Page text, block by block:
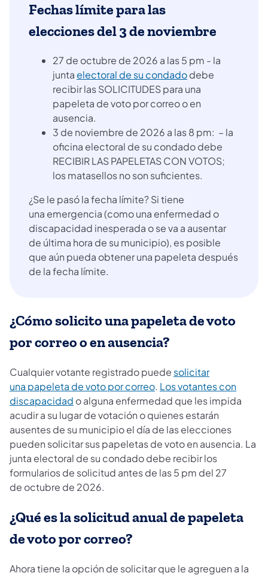
Fechas límite para las
elecciones del 3 de noviembre
27 de octubre de 2026 a las 5 pm - la
junta electoral de su condadodebe
recibir las SOLICITUDES para una
papeleta de voto por correo o en
ausencia.
3 de noviembre de 2026 a las 8 pm: – la
oficina electoral de su condado debe
RECIBIR LAS PAPELETAS CON VOTOS;
los matasellos no son suficientes.
¿Se le pasó la fecha límite? Si tiene
una emergencia (como una enfermedad o
discapacidad inesperada o se va a ausentar
de última hora de su municipio), es posible
que aún pueda obtener una papeleta después
de la fecha límite.
¿Cómo solicito una papeleta de voto
por correo o en ausencia?
Cualquier votante registrado puede solicitar
una papeleta de voto por correo. Los votantes con
discapacidad o alguna enfermedad que les impida
acudir a su lugar de votación o quienes estarán
ausentes de su municipio el día de las elecciones
pueden solicitar sus papeletas de voto en ausencia. La
junta electoral de su condado debe recibir los
formularios de solicitud antes de las 5 pm del 27
de octubre de 2026.
¿Qué es la solicitud anual de papeleta
de voto por correo?
Ahora tiene la opción de solicitar que le agreguen a la